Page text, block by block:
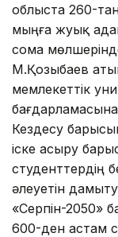
облыста 260-
мыңға жуық
сома
М.Қозыбаев
мемлекеттік
Кездесу
іске асыру
студенттердің
әлеуетін
«Серпін-2050»
600-ден астам